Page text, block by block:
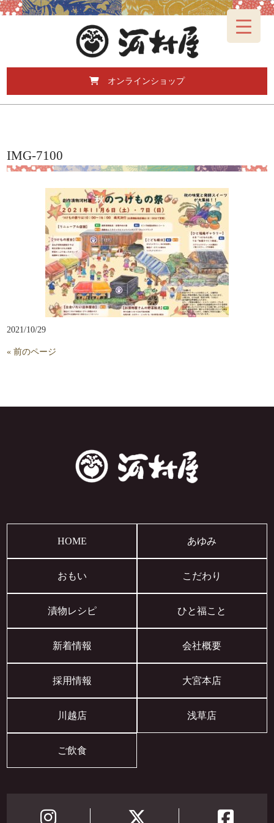
オンラインショップ
IMG-7100
2021/10/29
« 前のページ
HOME あゆみ
おもい こだわり
漬物レシピ ひと福こと
新着情報 会社概要
採用情報 大宮本店
川越店 浅草店
ご飲食